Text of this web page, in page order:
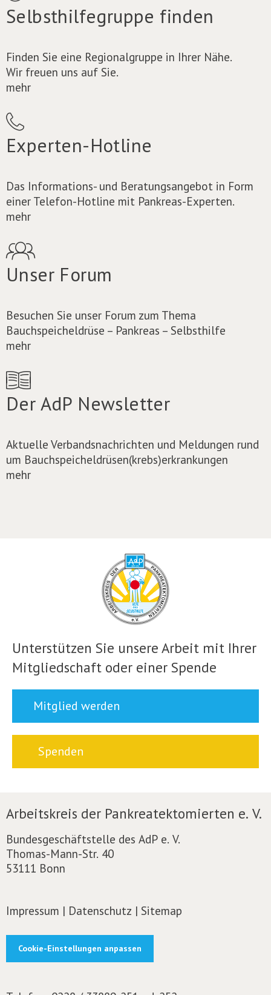
Selbsthilfegruppe finden
Finden Sie eine Regionalgruppe in Ihrer Nähe.
Wir freuen uns auf Sie.
mehr
Experten-Hotline
Das Informations- und Beratungsangebot in Form
einer Telefon-Hotline mit Pankreas-Experten.
mehr
Unser Forum
Besuchen Sie unser Forum zum Thema
Bauchspeicheldrüse – Pankreas – Selbsthilfe
mehr
Der AdP Newsletter
Aktuelle Verbandsnachrichten und Meldungen rund
um Bauchspeicheldrüsen(krebs)erkrankungen
mehr
Unterstützen Sie unsere Arbeit mit Ihrer
Mitgliedschaft oder einer Spende
Mitglied werden
Spenden
Arbeitskreis der Pankreatektomierten e. V.
Bundesgeschäftstelle des AdP e. V.
Thomas-Mann-Str. 40
53111 Bonn
Impressum | Datenschutz | Sitemap
Cookie-Einstellungen anpassen